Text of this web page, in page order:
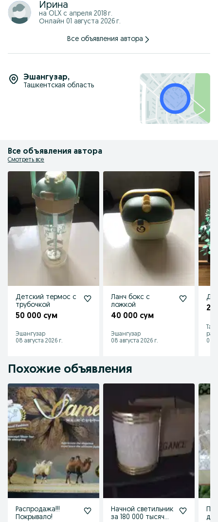
Ирина
на OLX с апреля 2018 г.
Онлайн 01 августа 2026 г.
Все объявления автора
Эшангузар,
Ташкентская область
Все объявления автора
Смотреть все
Детский термос с
трубочкой
50 000 сум
Эшангузар
08 августа 2026 г.
Ланч бокс с
ложкой
40 000 сум
Эшангузар
08 августа 2026 г.
25
08
Похожие объявления
Распродажа!!!
Покрывало!
Начной светильник
за 180 000 тысяч